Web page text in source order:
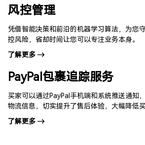
风控管理
凭借智能决策和前沿的机器学习算法，为您
控风险，省却时间让您可以专注业务本身。
了解更多
PayPal包裹追踪服务
买家可以通过PayPal手机端和系统推送通知
物流信息，切实提升了售后体验，大幅降低买
了解更多